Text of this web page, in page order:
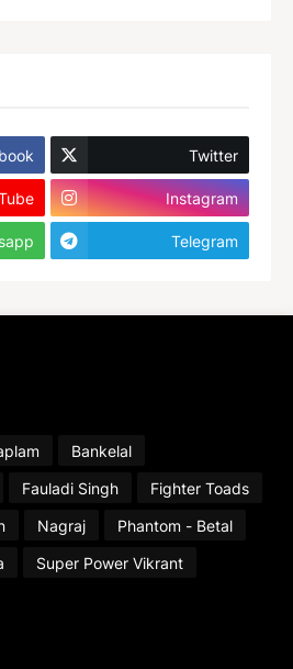
Twitter
Instagram
Telegram
Bankelal
Fauladi Singh
Fighter Toads
Nagraj
Phantom - Betal
Super Power Vikrant